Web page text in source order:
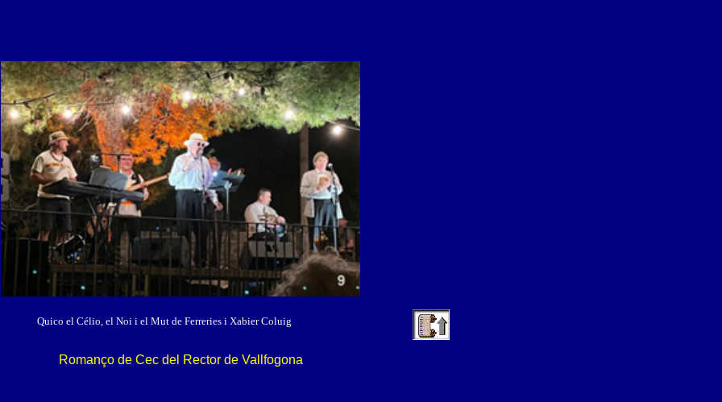
el Noi i el Mut de Ferreries i Xabier Coluig
Romanço de Cec del Rector de Vallfogona